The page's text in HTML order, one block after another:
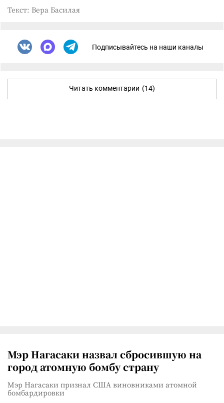
Текст: Вера Басилая
Подписывайтесь на наши каналы
Читать комментарии (14)
Мэр Нагасаки назвал сбросившую на
город атомную бомбу страну
Мэр Нагасаки признал США виновниками атомной
бомбардировки